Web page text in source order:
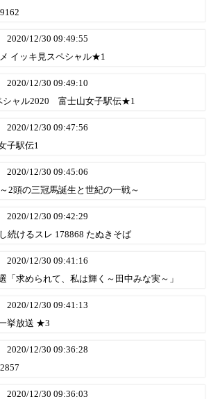
2020/12/30 09:49:55
メ イッキ見スペシャル★1
2020/12/30 09:49:10
シャル2020 富士山女子駅伝★1
2020/12/30 09:47:56
子駅伝1
2020/12/30 09:45:06
2頭の三冠馬誕生と世紀の一戦～
2020/12/30 09:42:29
続けるスレ 178868 たぬきそば
2020/12/30 09:41:16
「求められて、私は輝く～田中みな実～」
2020/12/30 09:41:13
挙放送 ★3
2020/12/30 09:36:28
2020/12/30 09:36:03